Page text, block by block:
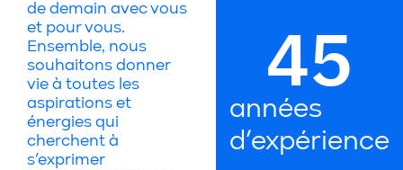
de demain avec vous
et pour vous.
Ensemble, nous
souhaitons donner
vie à toutes les
aspirations et
énergies qui
cherchent à
s’exprimer
années
d’expérience
45